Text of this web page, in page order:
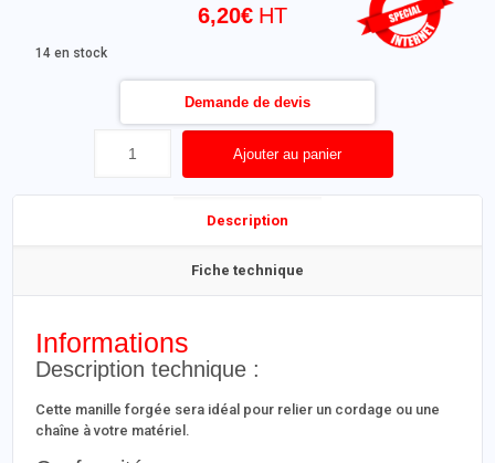
6,20€
14 en stock
Ajouter au panier
Demande de devis
Description
Fiche technique
Informations
Description technique :
Cette manille forgée sera idéal pour relier un cordage ou une
chaîne à votre matériel.